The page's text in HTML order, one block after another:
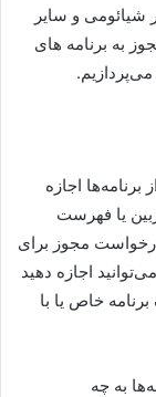
شیائومی و سایر
به برنامه های
اجازه
یا فهرست
مجوز برای
اجازه دهید
خاص یا با
به چه